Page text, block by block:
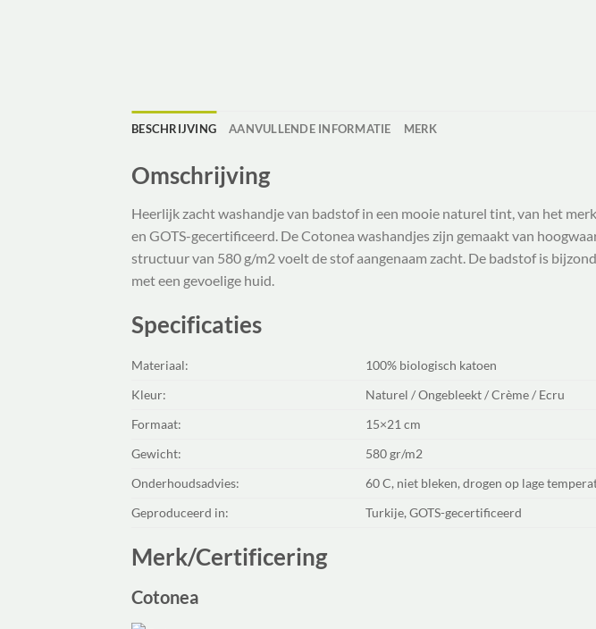
BESCHRIJVING AANVULLENDE INFORMATIE MERK
Omschrijving
Heerlijk zacht washandje van badstof in een mooie naturel tint, van het
en GOTS-gecertificeerd. De Cotonea washandjes zijn gemaakt van
structuur van 580 g/m2 voelt de stof aangenaam zacht. De badstof is
met een gevoelige huid.
Specificaties
Materiaal:
100% biologisch katoen
Kleur:
Naturel / Ongebleekt / Crème / Ecru
Formaat:
15×21 cm
Gewicht:
580 gr/m2
Onderhoudsadvies:
60 C, niet bleken, drogen op lage
Geproduceerd in:
Turkije, GOTS-gecertificeerd
Merk/Certificering
Cotonea